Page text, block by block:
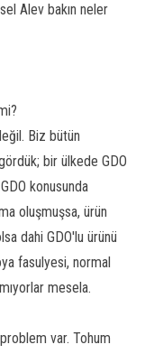
Alev bakın neler
Biz bütün
bir ülkede GDO
konusunda
oluşmuşsa, ürün
dahi GDO'lu ürünü
fasulyesi, normal
mesela.
var. Tohum